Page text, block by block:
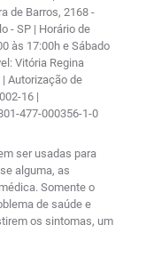
de Barros, 2168 -
- SP | Horário de
às 17:00h e Sábado
Vitória Regina
| Autorização de
16 |
477-000356-1-0
ser usadas para
alguma, as
Somente o
de saúde e
os sintomas, um